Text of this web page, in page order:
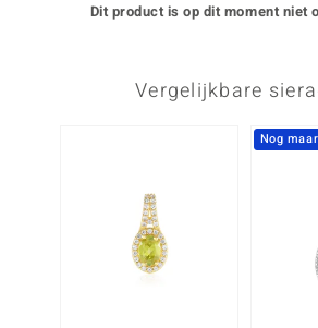
Dit product is op dit moment niet
Vergelijkbare
Nog